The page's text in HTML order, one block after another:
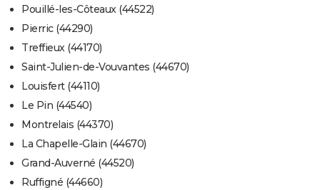
Pouillé-les-Côteaux (44522)
Pierric (44290)
Treffieux (44170)
Saint-Julien-de-Vouvantes (44670)
Louisfert (44110)
Le Pin (44540)
Montrelais (44370)
La Chapelle-Glain (44670)
Grand-Auverné (44520)
Ruffigné (44660)